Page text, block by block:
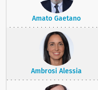
Amato Gaetano
Ambrosi Alessia